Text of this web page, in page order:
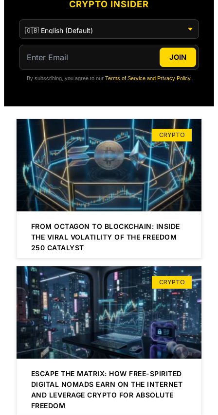
CRYPTO INSIDER
JOIN
By subscribing, you agree to our Terms of Service and Privacy Policy.
CRYPTO
FROM OCTAGON TO BLOCKCHAIN: INSIDE
THE VIRAL VOLATILITY OF THE FREEDOM
250 CATALYST
CRYPTO
ESCAPE THE MATRIX: HOW FREE-SPIRITED
DIGITAL NOMADS EARN ON THE INTERNET
AND LEVERAGE CRYPTO FOR ABSOLUTE
FREEDOM